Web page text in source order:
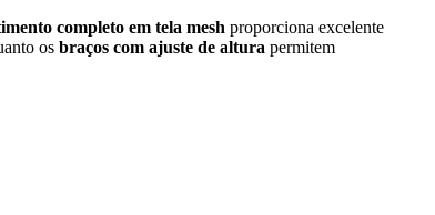
completo em tela mesh proporciona excelente
os braços com ajuste de altura permitem